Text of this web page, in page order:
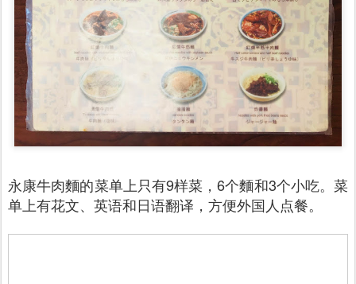
永康牛肉麵的菜单上只有9样菜，6个麵和3个小吃。菜
单上有花文、英语和日语翻译，方便外国人点餐。